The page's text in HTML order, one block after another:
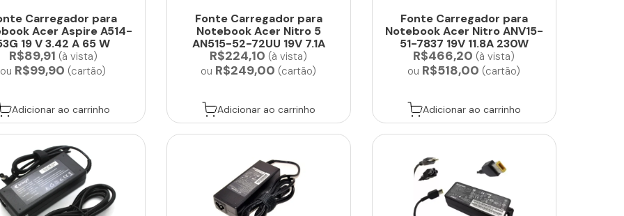
Carregador para
Acer Aspire A514-
19 V 3.42 A 65 W
R$89,91 (à vista)
ou R$99,90 (cartão)
Adicionar ao carrinho
Fonte Carregador para
Notebook Acer Nitro 5
AN515-52-72UU 19V 7.1A
130W ...
R$224,10 (à vista)
ou R$249,00 (cartão)
Adicionar ao carrinho
Fonte Carregador para
Notebook Acer Nitro ANV15-
51-7837 19V 11.8A 230W
R$466,20 (à vista)
ou R$518,00 (cartão)
Adicionar ao carrinho